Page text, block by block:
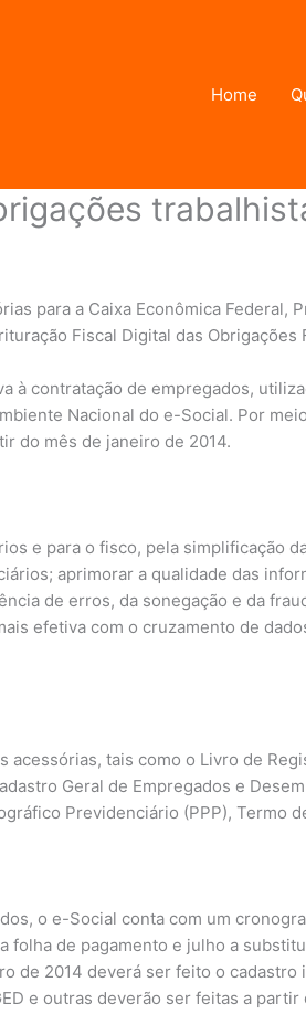
Home
para a Caixa Econômica
Fiscal Digital das
à contratação de empregados,
Nacional do e-Social. Por
do mês de janeiro de 2014.
e para o fisco, pela simplificação
aprimorar a qualidade das
de erros, da sonegação e da
efetiva com o cruzamento de
tais como o Livro de
Geral de Empregados e
Previdenciário (PPP), Termo
o e-Social conta com um
de pagamento e julho a
de 2014 deverá ser feito o
e outras deverão ser feitas a